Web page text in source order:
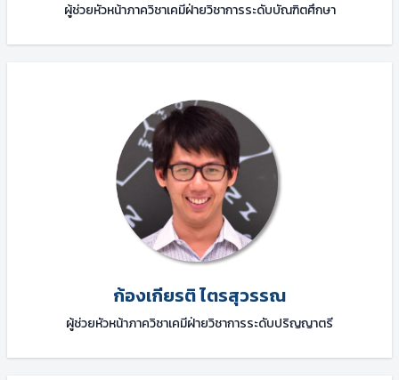
ผู้ช่วยหัวหน้าภาควิชาเคมีฝ่ายวิชาการระดับบัณฑิตศึกษา
ก้องเกียรติ ไตรสุวรรณ
ผู้ช่วยหัวหน้าภาควิชาเคมีฝ่ายวิชาการระดับปริญญาตรี